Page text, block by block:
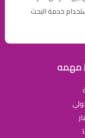
خدمة البحث
مهمه